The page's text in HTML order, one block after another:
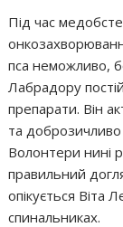
Під час
пса неможливо,
Лабрадору
препарати. Він
та
Волонтери нині
правильний
опікується Віта
спинальниках.